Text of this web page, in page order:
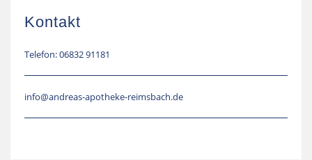
Kontakt
Telefon: 06832 91181
info@andreas-apotheke-reimsbach.de